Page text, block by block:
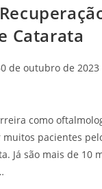
Catarata
de outubro de 2023
como
pacientes
Já são mais de 10